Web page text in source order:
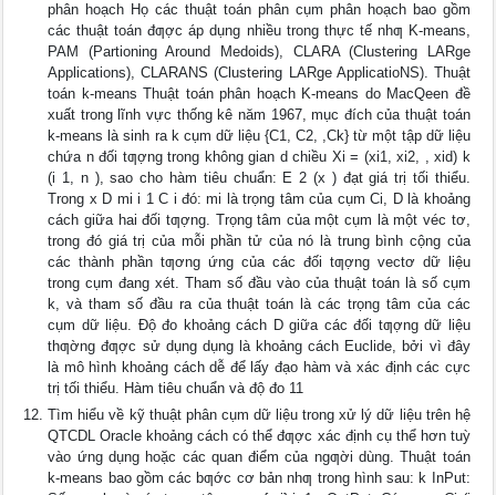
phân hoạch Họ các thuật toán phân cụm phân hoạch bao gồm
các thuật toán đƣợc áp dụng nhiều trong thực tế nhƣ K-means,
PAM (Partioning Around Medoids), CLARA (Clustering LARge
Applications), CLARANS (Clustering LARge ApplicatioNS). Thuật
toán k-means Thuật toán phân hoạch K-means do MacQeen đề
xuất trong lĩnh vực thống kê năm 1967, mục đích của thuật toán
k-means là sinh ra k cụm dữ liệu {C1, C2, ,Ck} từ một tập dữ liệu
chứa n đối tƣợng trong không gian d chiều Xi = (xi1, xi2, , xid) k
(i 1, n ), sao cho hàm tiêu chuẩn: E 2 (x ) đạt giá trị tối thiểu.
Trong x D mi i 1 C i đó: mi là trọng tâm của cụm Ci, D là khoảng
cách giữa hai đối tƣợng. Trọng tâm của một cụm là một véc tơ,
trong đó giá trị của mỗi phần tử của nó là trung bình cộng của
các thành phần tƣơng ứng của các đối tƣợng vectơ dữ liệu
trong cụm đang xét. Tham số đầu vào của thuật toán là số cụm
k, và tham số đầu ra của thuật toán là các trọng tâm của các
cụm dữ liệu. Độ đo khoảng cách D giữa các đối tƣợng dữ liệu
thƣờng đƣợc sử dụng dụng là khoảng cách Euclide, bởi vì đây
là mô hình khoảng cách dễ để lấy đạo hàm và xác định các cực
trị tối thiểu. Hàm tiêu chuẩn và độ đo 11
Tìm hiểu về kỹ thuật phân cụm dữ liệu trong xử lý dữ liệu trên hệ
QTCDL Oracle khoảng cách có thể đƣợc xác định cụ thể hơn tuỳ
vào ứng dụng hoặc các quan điểm của ngƣời dùng. Thuật toán
k-means bao gồm các bƣớc cơ bản nhƣ trong hình sau: k InPut: